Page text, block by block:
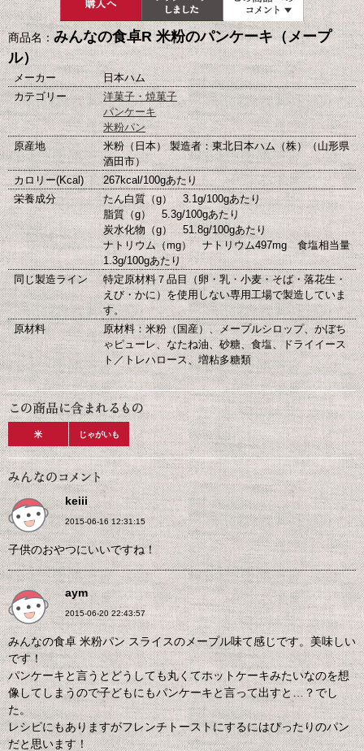
商品名：みんなの食卓R 米粉のパンケーキ（メープ
ル）
メーカー
日本ハム
カテゴリー
洋菓子・焼菓子
パンケーキ
米粉パン
原産地
米粉（日本） 製造者：東北日本ハム（株）（山形県
酒田市）
カロリー(Kcal)
267kcal/100gあたり
栄養成分
たん白質（g） 3.1g/100gあたり
脂質（g） 5.3g/100gあたり
炭水化物（g） 51.8g/100gあたり
ナトリウム（mg） ナトリウム497mg 食塩相当量
1.3g/100gあたり
同じ製造ライン
特定原材料７品目（卵・乳・小麦・そば・落花生・
えび・かに）を使用しない専用工場で製造していま
す。
原材料
原材料：米粉（国産）、メープルシロップ、かぼち
ゃピューレ、なたね油、砂糖、食塩、ドライイース
ト／トレハロース、増粘多糖類
米 じゃがいも
keiii
2015-06-16 12:31:15
子供のおやつにいいですね！
aym
2015-06-20 22:43:57
みんなの食卓 米粉パン スライスのメープル味て感じです。美味しい
です！
パンケーキと言うとどうしても丸くてホットケーキみたいなのを想
像してしまうので子どもにもパンケーキと言って出すと…？でし
た。
レシピにもありますがフレンチトーストにするにはぴったりのパン
だと思います！